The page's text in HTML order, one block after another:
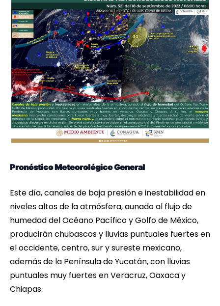
Pronóstico Meteorológico General
Este día, canales de baja presión e inestabilidad en
niveles altos de la atmósfera, aunado al flujo de
humedad del Océano Pacífico y Golfo de México,
producirán chubascos y lluvias puntuales fuertes en
el occidente, centro, sur y sureste mexicano,
además de la Península de Yucatán, con lluvias
puntuales muy fuertes en Veracruz, Oaxaca y
Chiapas.